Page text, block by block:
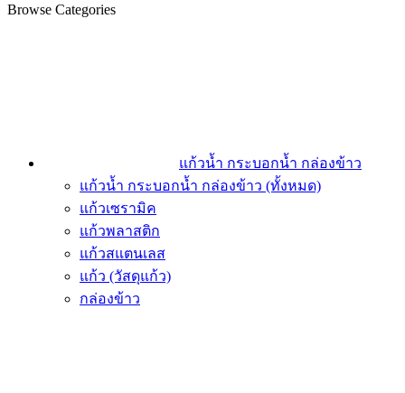
Browse Categories
แก้วน้ำ กระบอกน้ำ กล่องข้าว
แก้วน้ำ กระบอกน้ำ กล่องข้าว (ทั้งหมด)
แก้วเซรามิค
แก้วพลาสติก
แก้วสแตนเลส
แก้ว (วัสดุแก้ว)
กล่องข้าว